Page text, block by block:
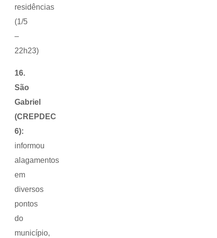
residências
(1/5
–
22h23)
16.
São
Gabriel
(CREPDEC
6):
informou
alagamentos
em
diversos
pontos
do
município,